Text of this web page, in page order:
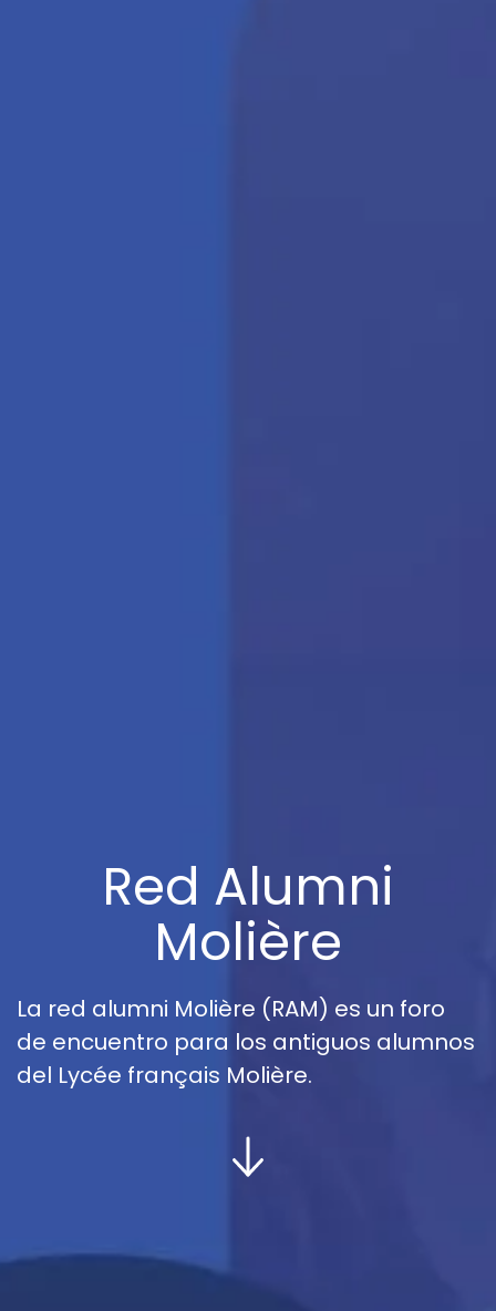
Red Alumni
Molière
La red alumni Molière (RAM) es un foro
de encuentro para los antiguos alumnos
del Lycée français Molière.